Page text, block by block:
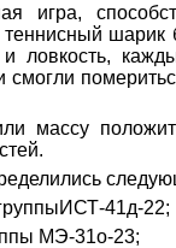
игра,
и ловкость,
массу
41д-22;
МЭ-31о-23;